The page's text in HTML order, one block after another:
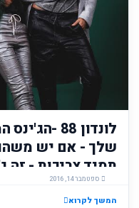
לונדון 88 -
שלך - אם יש
תמיד צריכות - זה
מחמיא!
ספטמבר 14, 2016
המשך לקרוא